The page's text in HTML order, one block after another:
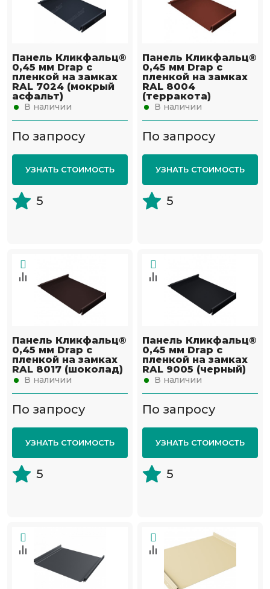
Панель Кликфальц®
0,45 мм Drap с
пленкой на замках
RAL 7024 (мокрый
асфальт)
В наличии
По запросу
УЗНАТЬ СТОИМОСТЬ
5
Панель Кликфальц®
0,45 мм Drap с
пленкой на замках
RAL 8004
(терракота)
В наличии
По запросу
УЗНАТЬ СТОИМОСТЬ
5
Панель Кликфальц®
0,45 мм Drap с
пленкой на замках
RAL 8017 (шоколад)
В наличии
По запросу
УЗНАТЬ СТОИМОСТЬ
5
Панель Кликфальц®
0,45 мм Drap с
пленкой на замках
RAL 9005 (черный)
В наличии
По запросу
УЗНАТЬ СТОИМОСТЬ
5